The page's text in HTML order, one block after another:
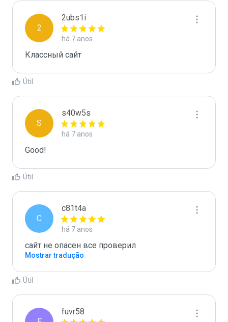
2
2ubs1i
há 7 anos
Классный сайт
Útil
S
s40w5s
há 7 anos
Good!
Útil
C
c81t4a
há 7 anos
сайт не опасен все проверил
Mostrar tradução
Útil
fuvr58